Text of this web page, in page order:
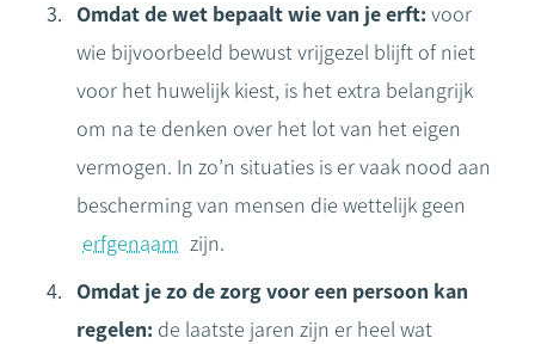
Omdat de wet bepaalt wie van je erft: voor
wie bijvoorbeeld bewust vrijgezel blijft of niet
voor het huwelijk kiest, is het extra belangrijk
om na te denken over het lot van het eigen
vermogen. In zo’n situaties is er vaak nood aan
bescherming van mensen die wettelijk geen
erfgenaam zijn.
Omdat je zo de zorg voor een persoon kan
regelen: de laatste jaren zijn er heel wat